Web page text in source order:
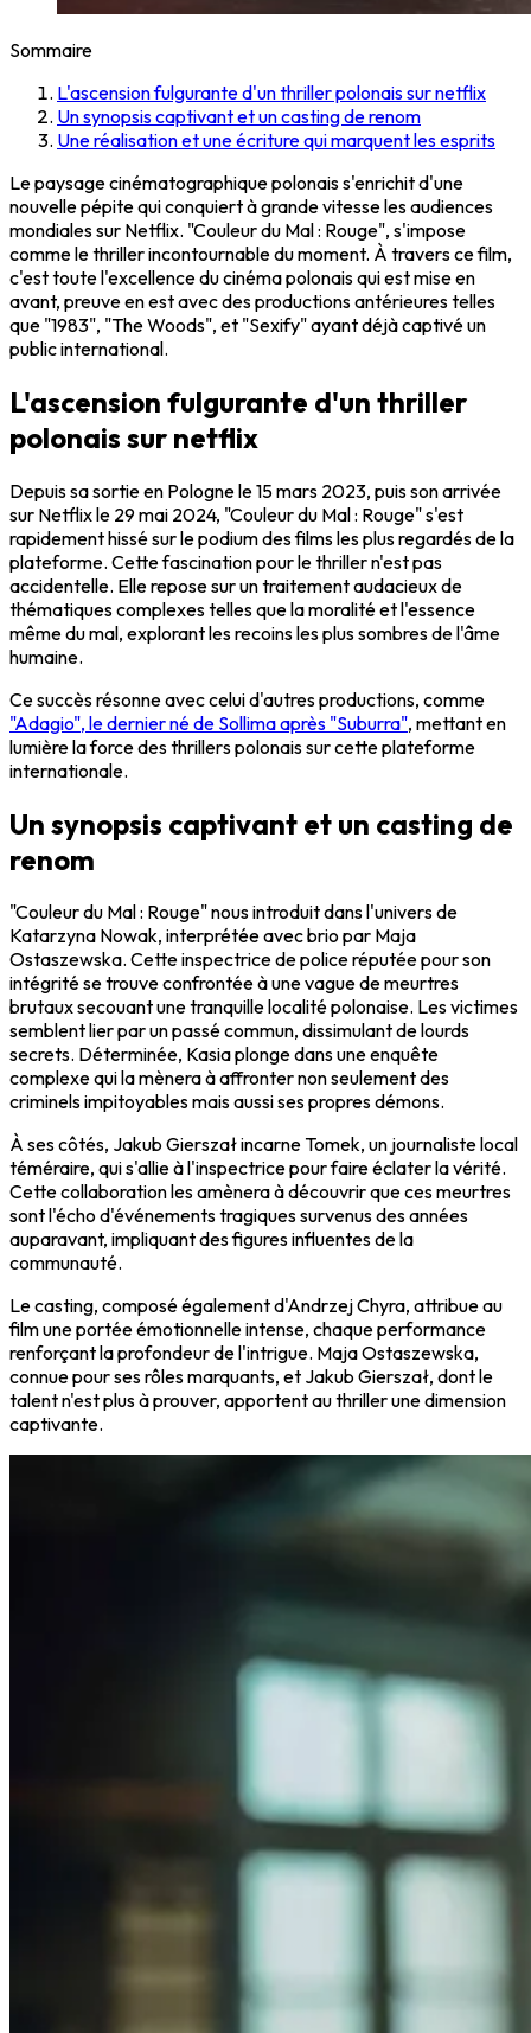
Sommaire
L'ascension fulgurante d'un thriller polonais sur netflix
Un synopsis captivant et un casting de renom
Une réalisation et une écriture qui marquent les esprits
Le paysage cinématographique polonais s'enrichit d'une
nouvelle pépite qui conquiert à grande vitesse les audiences
mondiales sur Netflix. "Couleur du Mal : Rouge", s'impose
comme le thriller incontournable du moment. À travers ce film,
c'est toute l'excellence du cinéma polonais qui est mise en
avant, preuve en est avec des productions antérieures telles
que "1983", "The Woods", et "Sexify" ayant déjà captivé un
public international.
L'ascension fulgurante d'un thriller
polonais sur netflix
Depuis sa sortie en Pologne le 15 mars 2023, puis son arrivée
sur Netflix le 29 mai 2024, "Couleur du Mal : Rouge" s'est
rapidement hissé sur le podium des films les plus regardés de la
plateforme. Cette fascination pour le thriller n'est pas
accidentelle. Elle repose sur un traitement audacieux de
thématiques complexes telles que la moralité et l'essence
même du mal, explorant les recoins les plus sombres de l'âme
humaine.
Ce succès résonne avec celui d'autres productions, comme
"Adagio", le dernier né de Sollima après "Suburra", mettant en
lumière la force des thrillers polonais sur cette plateforme
internationale.
Un synopsis captivant et un casting de
renom
"Couleur du Mal : Rouge" nous introduit dans l'univers de
Katarzyna Nowak, interprétée avec brio par Maja
Ostaszewska. Cette inspectrice de police réputée pour son
intégrité se trouve confrontée à une vague de meurtres
brutaux secouant une tranquille localité polonaise. Les victimes
semblent lier par un passé commun, dissimulant de lourds
secrets. Déterminée, Kasia plonge dans une enquête
complexe qui la mènera à affronter non seulement des
criminels impitoyables mais aussi ses propres démons.
À ses côtés, Jakub Gierszał incarne Tomek, un journaliste local
téméraire, qui s'allie à l'inspectrice pour faire éclater la vérité.
Cette collaboration les amènera à découvrir que ces meurtres
sont l'écho d'événements tragiques survenus des années
auparavant, impliquant des figures influentes de la
communauté.
Le casting, composé également d'Andrzej Chyra, attribue au
film une portée émotionnelle intense, chaque performance
renforçant la profondeur de l'intrigue. Maja Ostaszewska,
connue pour ses rôles marquants, et Jakub Gierszał, dont le
talent n'est plus à prouver, apportent au thriller une dimension
captivante.